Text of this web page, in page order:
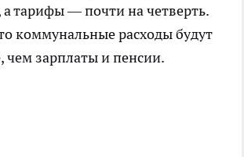
а тарифы — почти на четверть.
коммунальные расходы будут
чем зарплаты и пенсии.